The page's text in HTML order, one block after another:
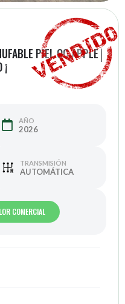
PIEL QC APPLE│
¡
AÑO
2026
TRANSMISIÓN
AUTOMÁTICA
COMERCIAL